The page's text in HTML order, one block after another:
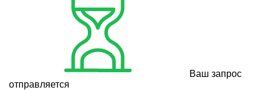
Ваш запрос
отправляется